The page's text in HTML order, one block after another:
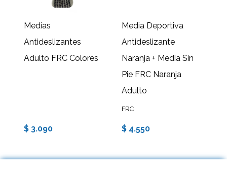
Medias
Antideslizantes
Adulto FRC Colores
$ 3.090
Media Deportiva
Antideslizante
Naranja + Media Sin
Pie FRC Naranja
Adulto
FRC
$ 4.550